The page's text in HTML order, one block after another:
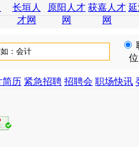
长垣人
才网
原阳人才
网
获嘉人才
网
位
简历 紧急招聘 招聘会 职场快讯